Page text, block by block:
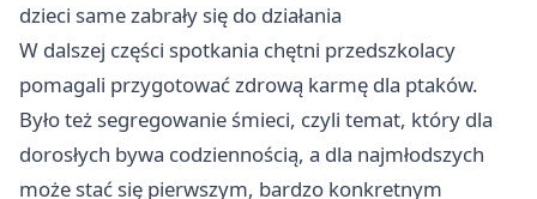
dzieci same zabrały się do działania
W dalszej części spotkania chętni przedszkolacy
pomagali przygotować zdrową karmę dla ptaków.
Było też segregowanie śmieci, czyli temat, który dla
dorosłych bywa codziennością, a dla najmłodszych
może stać się pierwszym, bardzo konkretnym